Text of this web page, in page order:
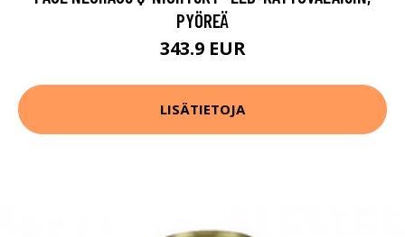
PYÖREÄ
343.9 EUR
LISÄTIETOJA